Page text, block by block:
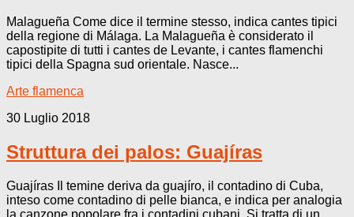
Malagueña Come dice il termine stesso, indica cantes tipici
della regione di Málaga. La Malagueña è considerato il
capostipite di tutti i cantes de Levante, i cantes flamenchi
tipici della Spagna sud orientale. Nasce...
Arte flamenca
30 Luglio 2018
Struttura dei palos: Guajíras
Guajíras Il temine deriva da guajíro, il contadino di Cuba,
inteso come contadino di pelle bianca, e indica per analogia
la canzone popolare fra i contadini cubani. Si tratta di un